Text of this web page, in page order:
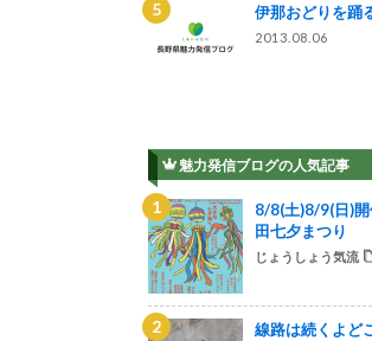
伊那おどりを踊
2013.08.06
魅力発信ブログの人気記事
8/8(土)8/9(日)
田七夕まつり
じょうしょう気流
線路は続くよ